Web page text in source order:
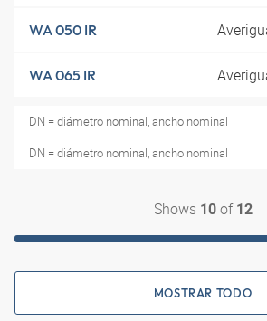
WA 050 IR
WA 065 IR
DN = diámetro nominal, ancho nominal
DN = diámetro nominal, ancho nominal
Shows 10of 12
MOSTRAR TODO